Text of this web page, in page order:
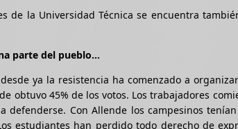
de la Universidad Técnica se encuentra
parte del pueblo…
ya la resistencia ha comenzado a
obtuvo 45% de los votos. Los trabajadores
Con Allende los campesinos
estudiantes han perdido todo derecho de